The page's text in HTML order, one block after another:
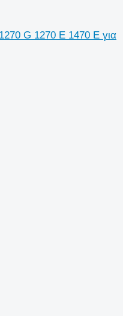
G 1270 E 1470 E για